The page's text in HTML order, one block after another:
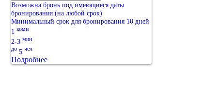
Возможна бронь под имеющиеся даты
бронирования (на любой срок)
Минимальный срок для бронирования 10 дней
1 комн
2-3 мин
до 5 чел
Подробнее